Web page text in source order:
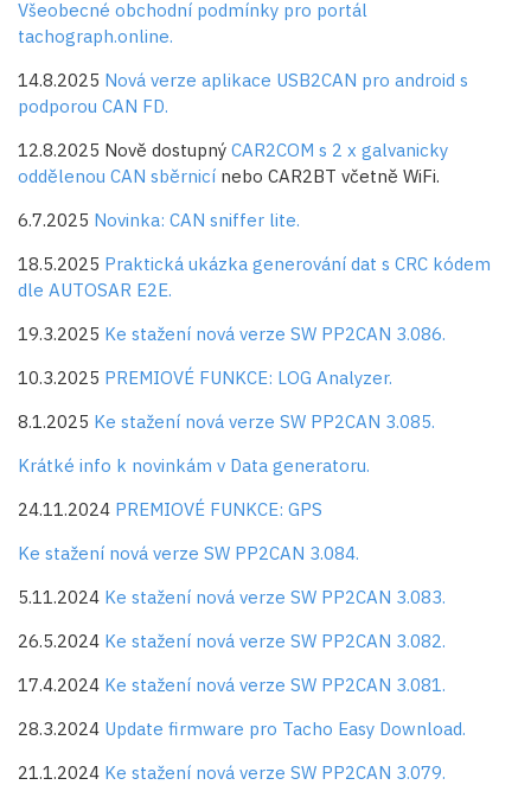
Všeobecné obchodní podmínky pro portál
tachograph.online.
14.8.2025 Nová verze aplikace USB2CAN pro android s
podporou CAN FD.
12.8.2025 Nově dostupný CAR2COM s 2 x galvanicky
oddělenou CAN sběrnicí nebo CAR2BT včetně WiFi.
6.7.2025 Novinka: CAN sniffer lite.
18.5.2025 Praktická ukázka generování dat s CRC kódem
dle AUTOSAR E2E.
19.3.2025 Ke stažení nová verze SW PP2CAN 3.086.
10.3.2025 PREMIOVÉ FUNKCE: LOG Analyzer.
8.1.2025 Ke stažení nová verze SW PP2CAN 3.085.
Krátké info k novinkám v Data generatoru.
24.11.2024 PREMIOVÉ FUNKCE: GPS
Ke stažení nová verze SW PP2CAN 3.084.
5.11.2024 Ke stažení nová verze SW PP2CAN 3.083.
26.5.2024 Ke stažení nová verze SW PP2CAN 3.082.
17.4.2024 Ke stažení nová verze SW PP2CAN 3.081.
28.3.2024 Update firmware pro Tacho Easy Download.
21.1.2024 Ke stažení nová verze SW PP2CAN 3.079.